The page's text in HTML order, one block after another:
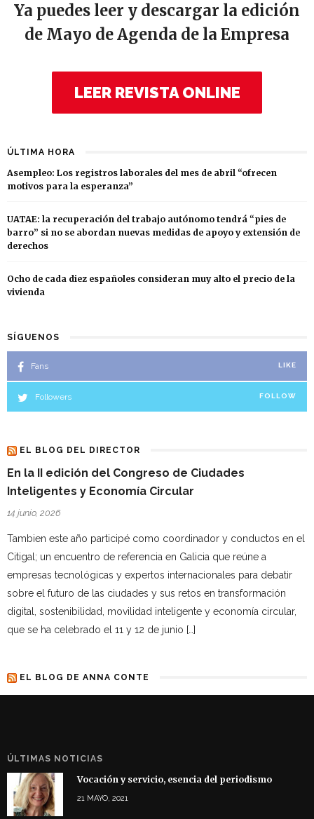
Ya puedes leer y descargar la edición
de Mayo de Agenda de la Empresa
LEER REVISTA ONLINE
ÚLTIMA HORA
Asempleo: Los registros laborales del mes de abril “ofrecen
motivos para la esperanza”
UATAE: la recuperación del trabajo autónomo tendrá “pies de
barro” si no se abordan nuevas medidas de apoyo y extensión de
derechos
Ocho de cada diez españoles consideran muy alto el precio de la
vivienda
SÍGUENOS
Fans LIKE
Followers FOLLOW
EL BLOG DEL DIRECTOR
En la II edición del Congreso de Ciudades
Inteligentes y Economía Circular
14 junio, 2026
Tambien este año participé como coordinador y conductos en el
Citigal; un encuentro de referencia en Galicia que reúne a
empresas tecnológicas y expertos internacionales para debatir
sobre el futuro de las ciudades y sus retos en transformación
digital, sostenibilidad, movilidad inteligente y economía circular,
que se ha celebrado el 11 y 12 de junio […]
EL BLOG DE ANNA CONTE
ÚLTIMAS NOTICIAS
Vocación y servicio, esencia del periodismo
21 MAYO, 2021